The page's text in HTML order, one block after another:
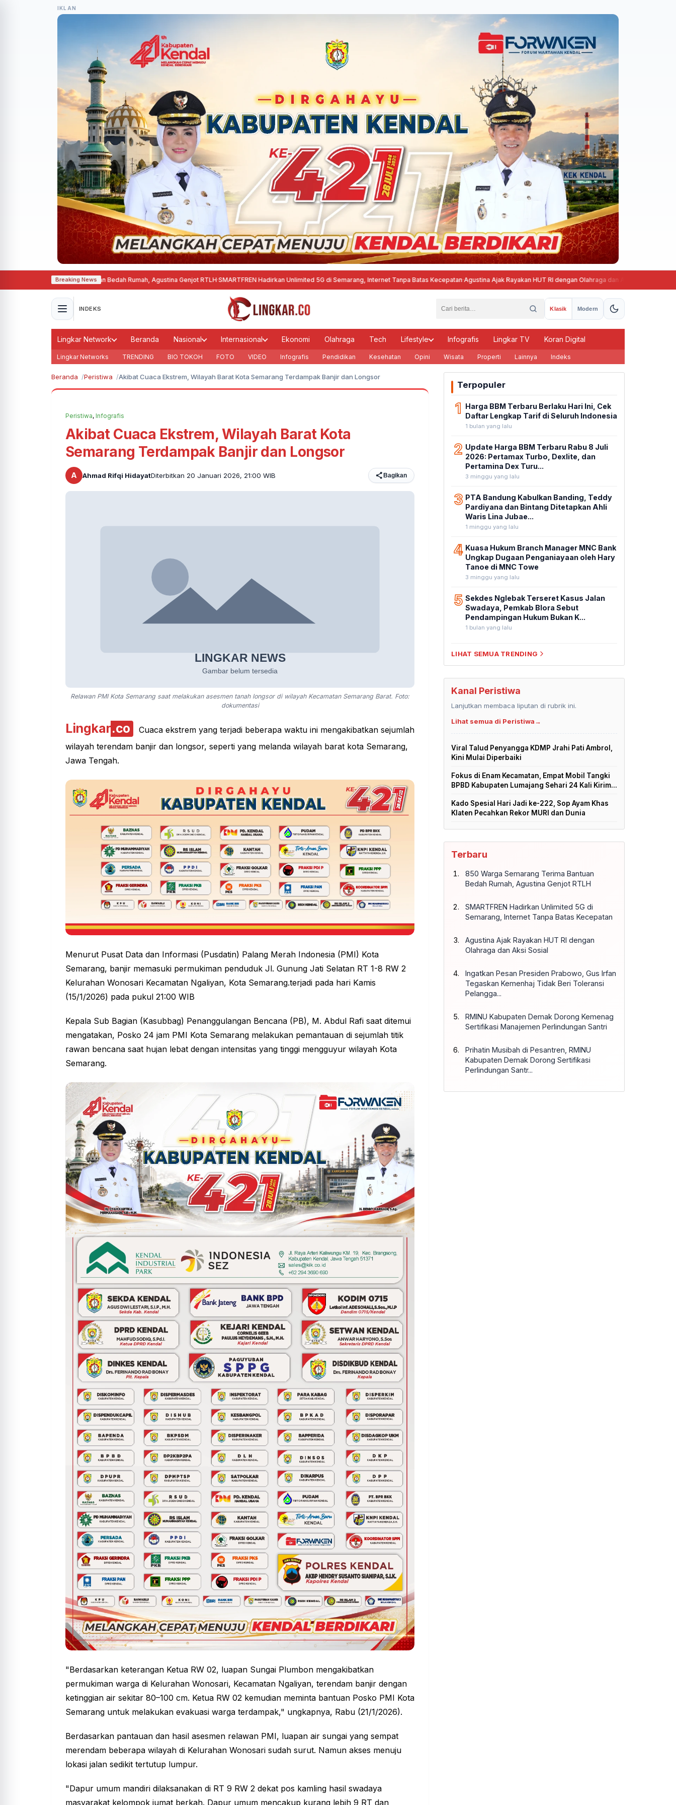
IKLAN
Breaking News
Semarang Terima Bantuan Bedah Rumah, Agustina Genjot RTLH·SMARTFREN Hadirkan Unlimited 5G di Semarang, Internet Tanpa Batas Kecepatan·Agustina Ajak Rayakan HUT RI dengan Olahraga dan Aksi Sosial
INDEKS Klasik Modern
Lingkar Network Beranda Nasional Internasional Ekonomi Olahraga Tech Lifestyle Infografis Lingkar TV Koran Digital
Lingkar Networks TRENDING BIO TOKOH FOTO VIDEO Infografis Pendidikan Kesehatan Opini Wisata Properti Lainnya Indeks
Beranda Peristiwa Akibat Cuaca Ekstrem, Wilayah Barat Kota Semarang Terdampak Banjir dan Longsor
Peristiwa, Infografis
Akibat Cuaca Ekstrem, Wilayah Barat Kota
Semarang Terdampak Banjir dan Longsor
A Ahmad Rifqi HidayatDiterbitkan 20 Januari 2026, 21:00 WIB Bagikan
Relawan PMI Kota Semarang saat melakukan asesmen tanah longsor di wilayah Kecamatan Semarang Barat. Foto:
dokumentasi
Lingkar.co
Cuaca ekstrem yang terjadi beberapa waktu ini mengakibatkan sejumlah
wilayah terendam banjir dan longsor, seperti yang melanda wilayah barat kota Semarang,
Jawa Tengah.
Menurut Pusat Data dan Informasi (Pusdatin) Palang Merah Indonesia (PMI) Kota
Semarang, banjir memasuki permukiman penduduk Jl. Gunung Jati Selatan RT 1-8 RW 2
Kelurahan Wonosari Kecamatan Ngaliyan, Kota Semarang.terjadi pada hari Kamis
(15/1/2026) pada pukul 21:00 WIB
Kepala Sub Bagian (Kasubbag) Penanggulangan Bencana (PB), M. Abdul Rafi saat ditemui
mengatakan, Posko 24 jam PMI Kota Semarang melakukan pemantauan di sejumlah titik
rawan bencana saat hujan lebat dengan intensitas yang tinggi mengguyur wilayah Kota
Semarang.
"Berdasarkan keterangan Ketua RW 02, luapan Sungai Plumbon mengakibatkan
permukiman warga di Kelurahan Wonosari, Kecamatan Ngaliyan, terendam banjir dengan
ketinggian air sekitar 80–100 cm. Ketua RW 02 kemudian meminta bantuan Posko PMI Kota
Semarang untuk melakukan evakuasi warga terdampak," ungkapnya, Rabu (21/1/2026).
Berdasarkan pantauan dan hasil asesmen relawan PMI, luapan air sungai yang sempat
merendam beberapa wilayah di Kelurahan Wonosari sudah surut. Namun akses menuju
lokasi jalan sedikit tertutup lumpur.
"Dapur umum mandiri dilaksanakan di RT 9 RW 2 dekat pos kamling hasil swadaya
masyarakat kelompok jumat berkah. Dapur umum mencakup kurang lebih 9 RT dan
Terpopuler
1 Harga BBM Terbaru Berlaku Hari Ini, Cek
Daftar Lengkap Tarif di Seluruh Indonesia
1 bulan yang lalu
2 Update Harga BBM Terbaru Rabu 8 Juli
2026: Pertamax Turbo, Dexlite, dan
Pertamina Dex Turu...
3 minggu yang lalu
3 PTA Bandung Kabulkan Banding, Teddy
Pardiyana dan Bintang Ditetapkan Ahli
Waris Lina Jubae...
1 minggu yang lalu
4 Kuasa Hukum Branch Manager MNC Bank
Ungkap Dugaan Penganiayaan oleh Hary
Tanoe di MNC Towe
3 minggu yang lalu
5 Sekdes Nglebak Terseret Kasus Jalan
Swadaya, Pemkab Blora Sebut
Pendampingan Hukum Bukan K...
1 bulan yang lalu
LIHAT SEMUA TRENDING
Kanal Peristiwa
Lanjutkan membaca liputan di rubrik ini.
Lihat semua di Peristiwa→
Viral Talud Penyangga KDMP Jrahi Pati Ambrol,
Kini Mulai Diperbaiki
Fokus di Enam Kecamatan, Empat Mobil Tangki
BPBD Kabupaten Lumajang Sehari 24 Kali Kirim...
Kado Spesial Hari Jadi ke-222, Sop Ayam Khas
Klaten Pecahkan Rekor MURI dan Dunia
Terbaru
850 Warga Semarang Terima Bantuan
Bedah Rumah, Agustina Genjot RTLH
SMARTFREN Hadirkan Unlimited 5G di
Semarang, Internet Tanpa Batas Kecepatan
Agustina Ajak Rayakan HUT RI dengan
Olahraga dan Aksi Sosial
Ingatkan Pesan Presiden Prabowo, Gus Irfan
Tegaskan Kemenhaj Tidak Beri Toleransi
Pelangga...
RMINU Kabupaten Demak Dorong Kemenag
Sertifikasi Manajemen Perlindungan Santri
Prihatin Musibah di Pesantren, RMINU
Kabupaten Demak Dorong Sertifikasi
Perlindungan Santr...